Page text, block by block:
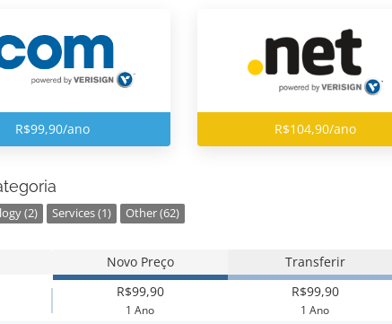
R$99,90/ano R$104,90/ano
(2) Services (1) Other (62)
Novo Preço Transferir
R$99,90
1 Ano
R$99,90
1 Ano